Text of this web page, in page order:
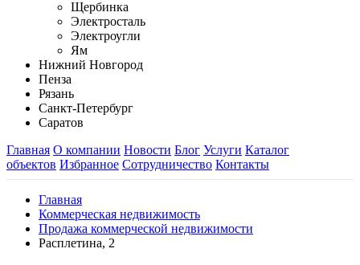
Щербинка
Электросталь
Электроугли
Ям
Нижний Новгород
Пенза
Рязань
Санкт-Петербург
Саратов
Главная О компании Новости Блог Услуги Каталог
объектов Избранное Сотрудничество Контакты
Главная
Коммерческая недвижимость
Продажа коммерческой недвижимости
Расплетина, 2